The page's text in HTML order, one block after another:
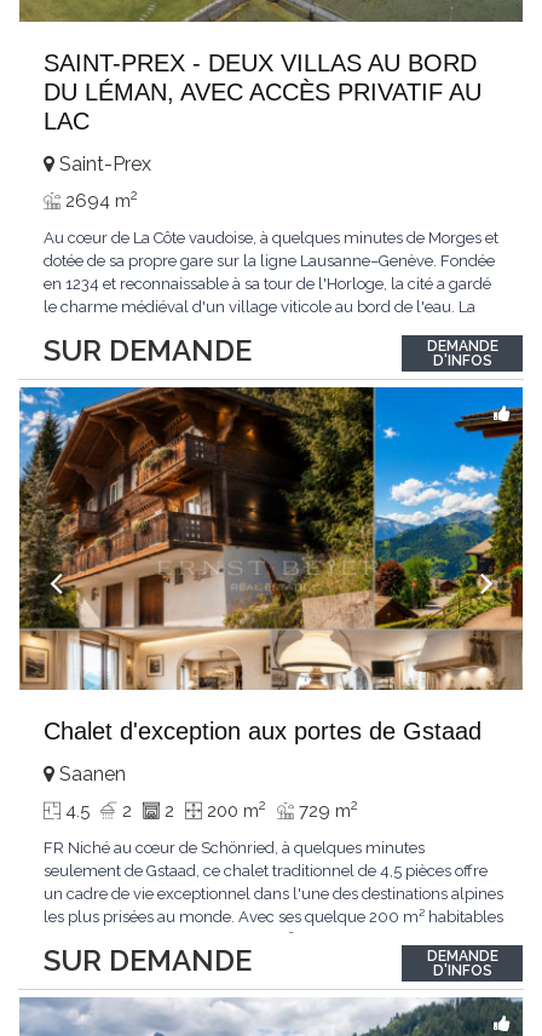
SAINT-PREX - DEUX VILLAS AU BORD
DU LÉMAN, AVEC ACCÈS PRIVATIF AU
LAC
SUR DEMANDE
Saint-Prex
2694 m2
Au cœur de La Côte vaudoise, à quelques minutes de Morges et
dotée de sa propre gare sur la ligne Lausanne–Genève. Fondée
en 1234 et reconnaissable à sa tour de l'Horloge, la cité a gardé
le charme médiéval d'un village viticole au bord de l'eau. La
immédiate des villes. Dans cet environnement privilégié, une
propriété...
DEMANDE
D'INFOS
Chalet d'exception aux portes de Gstaad
SUR DEMANDE
Saanen
4.5 2 2 200 m2 729 m2
FR Niché au cœur de Schönried, à quelques minutes
seulement de Gstaad, ce chalet traditionnel de 4,5 pièces offre
un cadre de vie exceptionnel dans l'une des destinations alpines
les plus prisées au monde. Avec ses quelque 200 m² habitables
situation dominante offrant une vue dégagée sur le village de
Gstaad et les sommets...
DEMANDE
D'INFOS